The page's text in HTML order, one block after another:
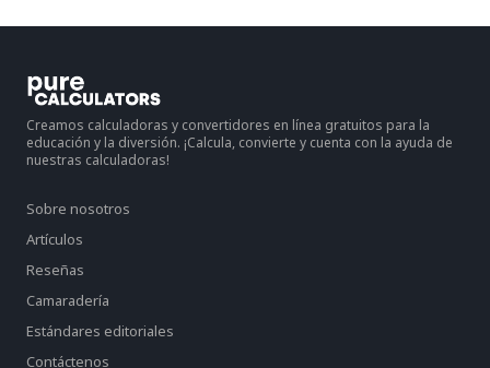
Creamos calculadoras y convertidores en línea gratuitos para la
educación y la diversión. ¡Calcula, convierte y cuenta con la ayuda de
nuestras calculadoras!
Sobre nosotros
Artículos
Reseñas
Camaradería
Estándares editoriales
Contáctenos